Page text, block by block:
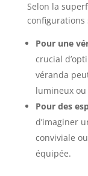
Selon la
configurations
Pour une
crucial
véranda
lumineux ou
Pour des
d’imaginer
conviviale
équipée.